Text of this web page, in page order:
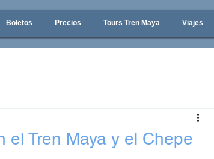
Boletos Precios Tours Tren Maya Viajes
el Tren Maya y el Chepe